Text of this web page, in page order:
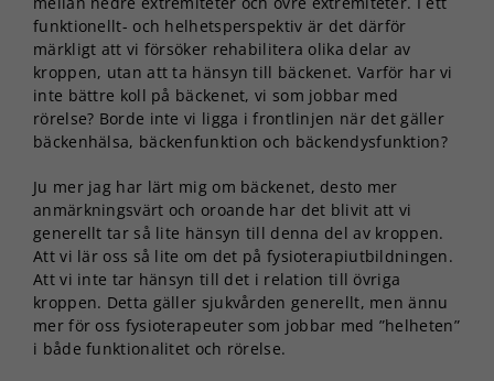
funktionellt- och helhetsperspektiv är det därför
märkligt att vi försöker rehabilitera olika delar av
kroppen, utan att ta hänsyn till bäckenet. Varför har vi
inte bättre koll på bäckenet, vi som jobbar med
rörelse? Borde inte vi ligga i frontlinjen när det gäller
bäckenhälsa, bäckenfunktion och bäckendysfunktion?
Ju mer jag har lärt mig om bäckenet, desto mer
anmärkningsvärt och oroande har det blivit att vi
generellt tar så lite hänsyn till denna del av kroppen.
Att vi lär oss så lite om det på fysioterapiutbildningen.
Att vi inte tar hänsyn till det i relation till övriga
kroppen. Detta gäller sjukvården generellt, men ännu
mer för oss fysioterapeuter som jobbar med ”helheten”
i både funktionalitet och rörelse.